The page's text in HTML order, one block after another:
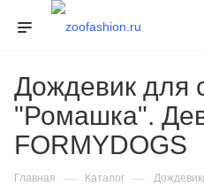
Дождевик для
"Ромашка".
FORMYDOGS
Главная — Каталог —